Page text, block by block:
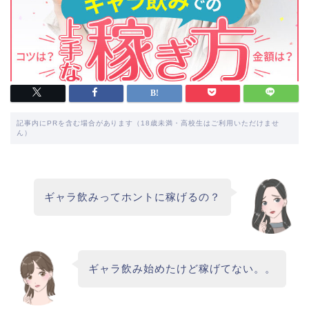
記事内にPRを含む場合があります（18歳未満・高校生はご利用いただけませ
ん）
ギャラ飲みってホントに稼げるの？
ギャラ飲み始めたけど稼げてない。。